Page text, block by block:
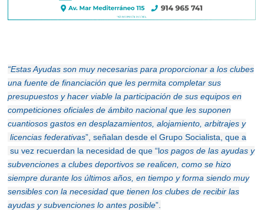
“Estas Ayudas son muy necesarias para proporcionar a los clubes
una fuente de financiación que les permita completar sus
presupuestos y hacer viable la participación de sus equipos en
competiciones oficiales de ámbito nacional que les suponen
cuantiosos gastos en desplazamientos, alojamiento, arbitrajes y
licencias federativas”, señalan desde el Grupo Socialista, que a
su vez recuerdan la necesidad de que “los pagos de las ayudas y
subvenciones a clubes deportivos se realicen, como se hizo
siempre durante los últimos años, en tiempo y forma siendo muy
sensibles con la necesidad que tienen los clubes de recibir las
ayudas y subvenciones lo antes posible”.